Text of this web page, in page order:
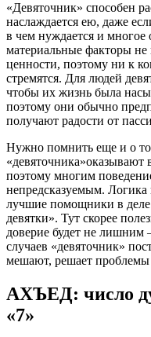
«Девяточник» способен
наслаждается ею, даже
в чем нуждается и многое
материальные факторы не
ценности, поэтому ни к
стремятся. Для людей
чтобы их жизнь была
поэтому они обычно
получают радости от
Нужно помнить еще и о
«девяточника»оказывают
поэтому многим
непредсказуемым.
лучшие помощники в деле
девятки». Тут скорее
доверие будет не лишним
случаев «девяточник»
мешают, решает
АХЪЕД: число
«7»